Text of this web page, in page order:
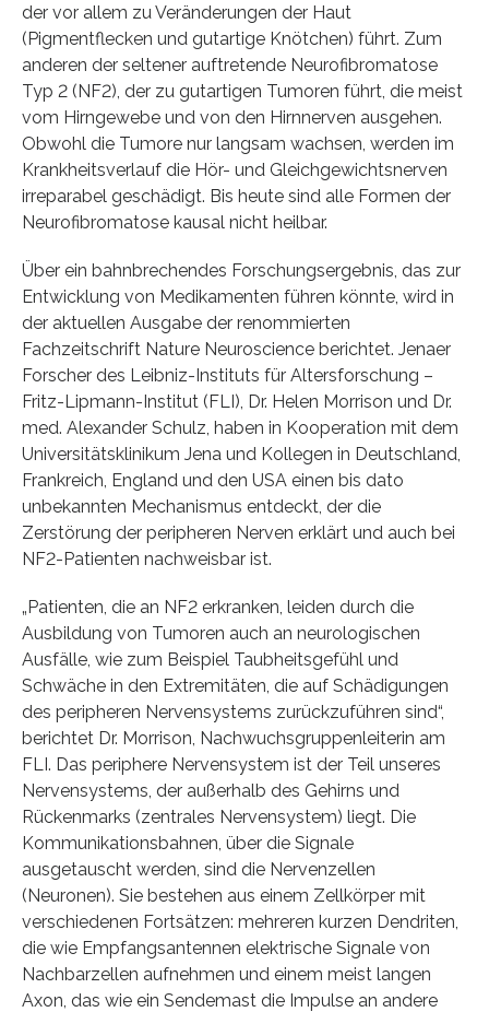
der vor allem zu Veränderungen der Haut
(Pigmentflecken und gutartige Knötchen) führt. Zum
anderen der seltener auftretende Neurofibromatose
Typ 2 (NF2), der zu gutartigen Tumoren führt, die meist
vom Hirngewebe und von den Hirnnerven ausgehen.
Obwohl die Tumore nur langsam wachsen, werden im
Krankheitsverlauf die Hör- und Gleichgewichtsnerven
irreparabel geschädigt. Bis heute sind alle Formen der
Neurofibromatose kausal nicht heilbar.
Über ein bahnbrechendes Forschungsergebnis, das zur
Entwicklung von Medikamenten führen könnte, wird in
der aktuellen Ausgabe der renommierten
Fachzeitschrift Nature Neuroscience berichtet. Jenaer
Forscher des Leibniz-Instituts für Altersforschung –
Fritz-Lipmann-Institut (FLI), Dr. Helen Morrison und Dr.
med. Alexander Schulz, haben in Kooperation mit dem
Universitätsklinikum Jena und Kollegen in Deutschland,
Frankreich, England und den USA einen bis dato
unbekannten Mechanismus entdeckt, der die
Zerstörung der peripheren Nerven erklärt und auch bei
NF2-Patienten nachweisbar ist.
„Patienten, die an NF2 erkranken, leiden durch die
Ausbildung von Tumoren auch an neurologischen
Ausfälle, wie zum Beispiel Taubheitsgefühl und
Schwäche in den Extremitäten, die auf Schädigungen
des peripheren Nervensystems zurückzuführen sind“,
berichtet Dr. Morrison, Nachwuchsgruppenleiterin am
FLI. Das periphere Nervensystem ist der Teil unseres
Nervensystems, der außerhalb des Gehirns und
Rückenmarks (zentrales Nervensystem) liegt. Die
Kommunikationsbahnen, über die Signale
ausgetauscht werden, sind die Nervenzellen
(Neuronen). Sie bestehen aus einem Zellkörper mit
verschiedenen Fortsätzen: mehreren kurzen Dendriten,
die wie Empfangsantennen elektrische Signale von
Nachbarzellen aufnehmen und einem meist langen
Axon, das wie ein Sendemast die Impulse an andere